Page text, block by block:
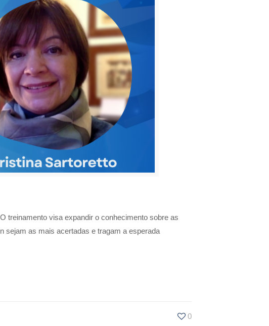
treinamento visa expandir o conhecimento sobre as
sejam as mais acertadas e tragam a esperada
0